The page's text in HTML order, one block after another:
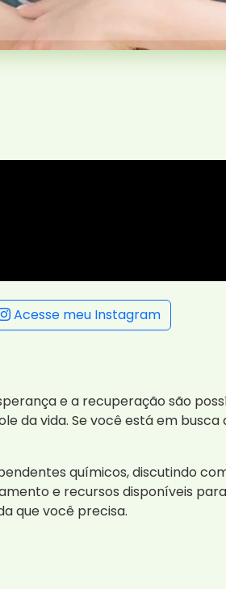
Acesse meu Instagram
e a recuperação são
da vida. Se você está em busca
químicos, discutindo
e recursos disponíveis
que você precisa.